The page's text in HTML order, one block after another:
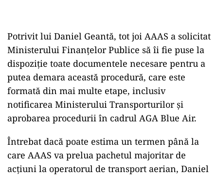
Potrivit lui Daniel Geantă, tot joi AAAS a solicitat
Ministerului Finanțelor Publice să îi fie puse la
dispoziție toate documentele necesare pentru a
putea demara această procedură, care este
formată din mai multe etape, inclusiv
notificarea Ministerului Transporturilor și
aprobarea procedurii în cadrul AGA Blue Air.
Întrebat dacă poate estima un termen până la
care AAAS va prelua pachetul majoritar de
acțiuni la operatorul de transport aerian, Daniel